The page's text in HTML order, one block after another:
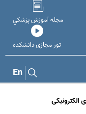
مجله آموزش پزشکي
تور مجازی دانشکده
En
الکترونیکی